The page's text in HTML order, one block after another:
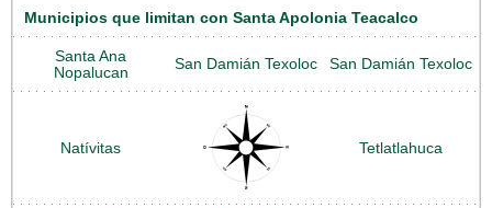
Municipios que limitan con Santa Apolonia Teacalco
Santa Ana
Nopalucan
San Damián Texoloc San Damián Texoloc
Natívitas Tetlatlahuca